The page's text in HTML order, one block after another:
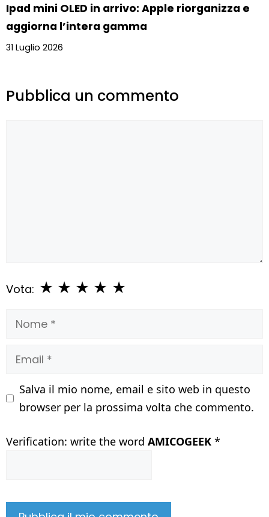
Ipad mini OLED in arrivo: Apple riorganizza e
aggiorna l’intera gamma
31 Luglio 2026
Pubblica un commento
Vota: ★
★
★
★
★
Nome
Email
Salva il mio nome, email e sito web in questo
browser per la prossima volta che commento.
Verification: write the word AMICOGEEK *